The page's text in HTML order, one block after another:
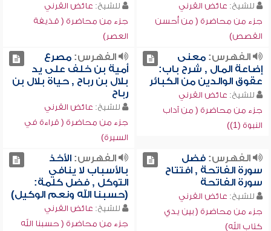
للشيخ: عائض القرني
جزء من محاضرة ( من أحسن
القصص)
للشيخ: عائض القرني
جزء من محاضرة ( قذيفة
العصر)
الفهرس:معنى
إضاعة المال , شرح باب:
عقوق الوالدين من الكبائر
للشيخ: عائض القرني
جزء من محاضرة ( من آداب
النبوة (1))
الفهرس:مصرع
أمية بن خلف على يد
بلال بن رباح , حياة بلال بن
رباح
للشيخ: عائض القرني
جزء من محاضرة ( قراءة في
السيرة)
الفهرس:فضل
سورة الفاتحة , افتتاح
سورة الفاتحة
للشيخ: عائض القرني
جزء من محاضرة ( بين يدي
كتاب الله)
الفهرس:الأخذ
بالأسباب لا ينافي
التوكل , فضل كلمة:
(حسبنا الله ونعم الوكيل)
للشيخ: عائض القرني
جزء من محاضرة ( حسبنا الله